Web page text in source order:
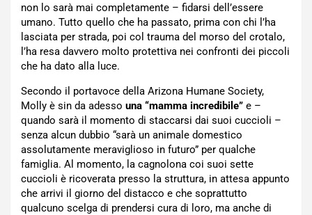
non lo sarà mai completamente – fidarsi dell’essere
umano. Tutto quello che ha passato, prima con chi l’ha
lasciata per strada, poi col trauma del morso del crotalo,
l’ha resa davvero molto protettiva nei confronti dei piccoli
che ha dato alla luce.
Secondo il portavoce della Arizona Humane Society,
Molly è sin da adesso una “mamma incredibile” e –
quando sarà il momento di staccarsi dai suoi cuccioli –
senza alcun dubbio “sarà un animale domestico
assolutamente meraviglioso in futuro” per qualche
famiglia. Al momento, la cagnolona coi suoi sette
cuccioli è ricoverata presso la struttura, in attesa appunto
che arrivi il giorno del distacco e che soprattutto
qualcuno scelga di prendersi cura di loro, ma anche di